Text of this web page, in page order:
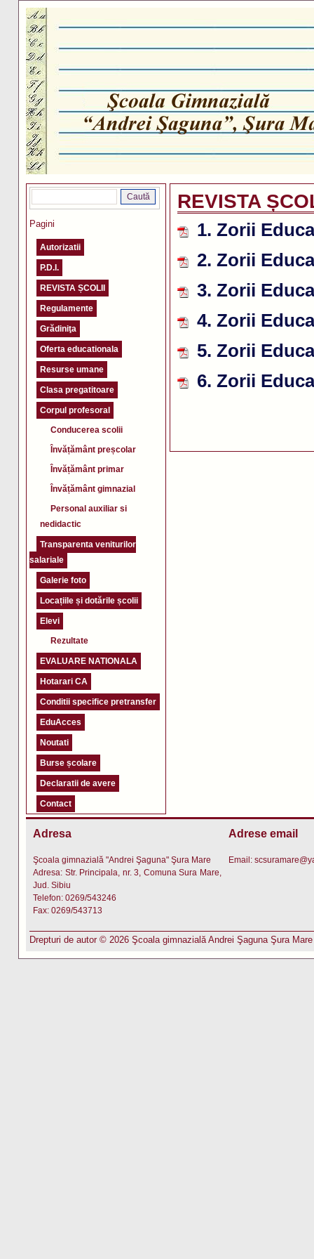
Pagini
Autorizatii
P.D.I.
REVISTA ȘCOLII
Regulamente
Grădiniţa
Oferta educationala
Resurse umane
Clasa pregatitoare
Corpul profesoral
Conducerea scolii
Învățământ preșcolar
Învățământ primar
Învățământ gimnazial
Personal auxiliar si
nedidactic
Transparenta veniturilor
salariale
Galerie foto
Locațiile și dotările școlii
Elevi
Rezultate
EVALUARE NATIONALA
Hotarari CA
Conditii specifice pretransfer
EduAcces
Noutati
Burse școlare
Declaratii de avere
Contact
REVISTA
1. Zorii
2. Zorii
3. Zorii
4. Zorii
5. Zorii
6. Zorii
Adresa
Şcoala gimnazială "Andrei Şaguna" Şura Mare
Adresa: Str. Principala, nr. 3, Comuna Sura Mare,
Jud. Sibiu
Telefon: 0269/543246
Fax: 0269/543713
Adrese email
Email:
Drepturi de autor © 2026 Şcoala gimnazială Andrei Şaguna Şura